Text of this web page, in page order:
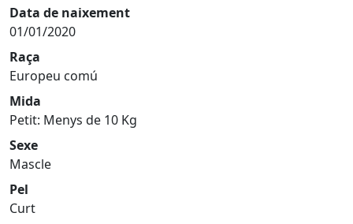
Data de naixement
01/01/2020
Raça
Europeu comú
Mida
Petit: Menys de 10 Kg
Sexe
Mascle
Pel
Curt